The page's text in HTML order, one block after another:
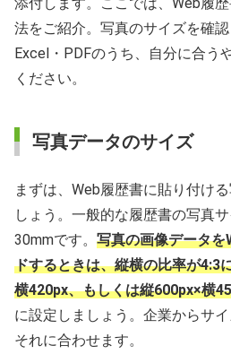
添付します。ここでは、Web履
法をご紹介。写真のサイズを確
Excel・PDFのうち、自分に合う
ください。
写真データのサイズ
まずは、Web履歴書に貼り付け
しょう。一般的な履歴書の写真
30mmです。 写真の画像データを
ドするときは、縦横の比率が4:3
横420px、もしくは縦600px×横
に設定しましょう。企業からサ
それに合わせます。